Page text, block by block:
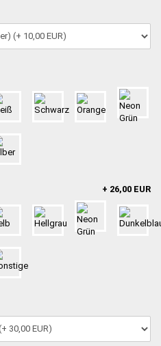
+ 26,00 EUR